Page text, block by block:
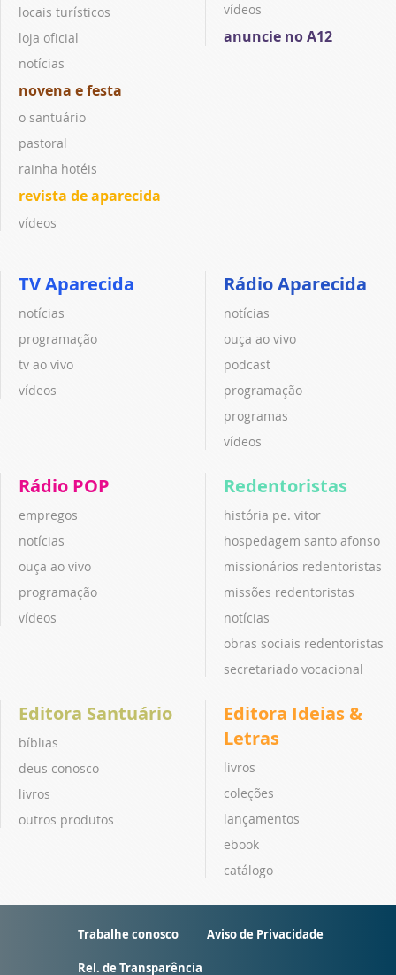
locais turísticos
loja oficial
notícias
novena e festa
o santuário
pastoral
rainha hotéis
revista de aparecida
vídeos
vídeos
anuncie no A12
TV Aparecida
notícias
programação
tv ao vivo
vídeos
Rádio Aparecida
notícias
ouça ao vivo
podcast
programação
programas
vídeos
Rádio POP
empregos
notícias
ouça ao vivo
programação
vídeos
Redentoristas
história pe. vitor
hospedagem santo afonso
missionários redentoristas
missões redentoristas
notícias
obras sociais redentoristas
secretariado vocacional
Editora Santuário
bíblias
deus conosco
livros
outros produtos
Editora Ideias &
Letras
livros
coleções
lançamentos
ebook
catálogo
Trabalhe conosco Aviso de Privacidade
Rel. de Transparência